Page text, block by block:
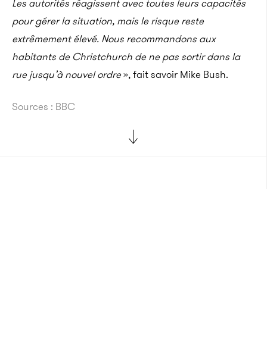
Les autorités réagissent avec toutes leurs capacités
pour gérer la situation, mais le risque reste
extrêmement élevé. Nous recommandons aux
habitants de Christchurch de ne pas sortir dans la
rue jusqu’à nouvel ordre», fait savoir Mike Bush.
Sources : BBC